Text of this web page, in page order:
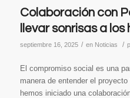
Colaboración con
llevar sonrisas a
septiembre 16, 2025 / en Noticias /
El compromiso social es una
manera de entender el
hemos iniciado una